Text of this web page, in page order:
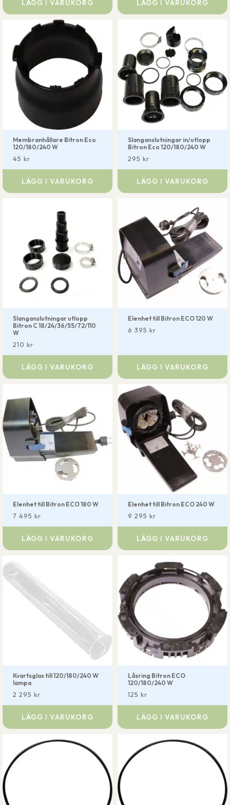
LÄGG I VARUKORG LÄGG I VARUKORG
Membranhållare Bitron Eco
120/180/240 W
45 kr
LÄGG I VARUKORG
Slanganslutningar in/utlopp
Bitron Eco 120/180/240 W
295 kr
LÄGG I VARUKORG
Slanganslutningar utlopp
Bitron C 18/24/36/55/72/110
W
210 kr
LÄGG I VARUKORG
Elenhet till Bitron ECO 120 W
6 395 kr
LÄGG I VARUKORG
Elenhet till Bitron ECO 180 W
7 495 kr
LÄGG I VARUKORG
Elenhet till Bitron ECO 240 W
9 295 kr
LÄGG I VARUKORG
Kvartsglas till 120/180/240 W
lampa
2 295 kr
LÄGG I VARUKORG
Låsring Bitron ECO
120/180/240 W
125 kr
LÄGG I VARUKORG